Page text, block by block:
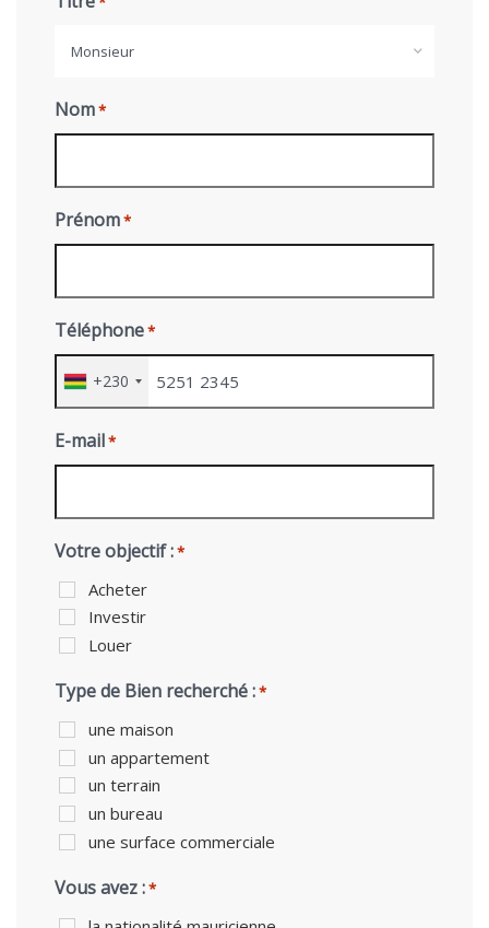
Monsieur
Nom*
Prénom*
Téléphone*
+230
E-mail*
Votre objectif :*
Acheter
Investir
Louer
Type de Bien recherché :*
une maison
un appartement
un terrain
un bureau
une surface commerciale
Vous avez :*